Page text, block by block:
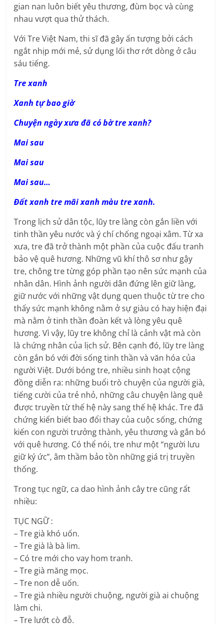
gian nan luôn biết yêu thương, đùm bọc và cùng
nhau vượt qua thử thách.
Với Tre Việt Nam, thi sĩ đã gây ấn tượng bởi cách
ngắt nhịp mới mẻ, sử dụng lối thơ rớt dòng ở câu
sáu tiếng.
Tre xanh
Xanh tự bao giờ
Chuyện ngày xưa đã có bờ tre xanh?
Mai sau
Mai sau
Mai sau…
Đất xanh tre mãi xanh màu tre xanh.
Trong lịch sử dân tộc, lũy tre làng còn gắn liền với
tinh thần yêu nước và ý chí chống ngoại xâm. Từ xa
xưa, tre đã trở thành một phần của cuộc đấu tranh
bảo vệ quê hương. Những vũ khí thô sơ như gậy
tre, chông tre từng góp phần tạo nên sức mạnh của
nhân dân. Hình ảnh người dân đứng lên giữ làng,
giữ nước với những vật dụng quen thuộc từ tre cho
thấy sức mạnh không nằm ở sự giàu có hay hiện đại
mà nằm ở tinh thần đoàn kết và lòng yêu quê
hương. Vì vậy, lũy tre không chỉ là cảnh vật mà còn
là chứng nhân của lịch sử. Bên cạnh đó, lũy tre làng
còn gắn bó với đời sống tinh thần và văn hóa của
người Việt. Dưới bóng tre, nhiều sinh hoạt cộng
đồng diễn ra: những buổi trò chuyện của người già,
tiếng cười của trẻ nhỏ, những câu chuyện làng quê
được truyền từ thế hệ này sang thế hệ khác. Tre đã
chứng kiến biết bao đổi thay của cuộc sống, chứng
kiến con người trưởng thành, yêu thương và gắn bó
với quê hương. Có thể nói, tre như một “người lưu
giữ ký ức”, âm thầm bảo tồn những giá trị truyền
thống.
Trong tục ngữ, ca dao hình ảnh cây tre cũng rất
nhiều:
TỤC NGỮ :
– Tre già khó uốn.
– Tre già là bà lim.
– Có tre mới cho vay hom tranh.
– Tre già măng mọc.
– Tre non dễ uốn.
– Tre già nhiều người chuộng, người già ai chuộng
làm chi.
– Tre lướt cò đỗ.